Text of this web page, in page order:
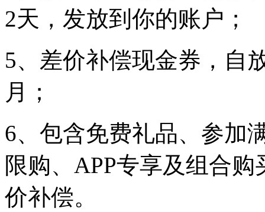
2天，发放到你的账户；
5、差价补偿现金券，自
月；
6、包含免费礼品、参加
限购、APP专享及组合
价补偿。